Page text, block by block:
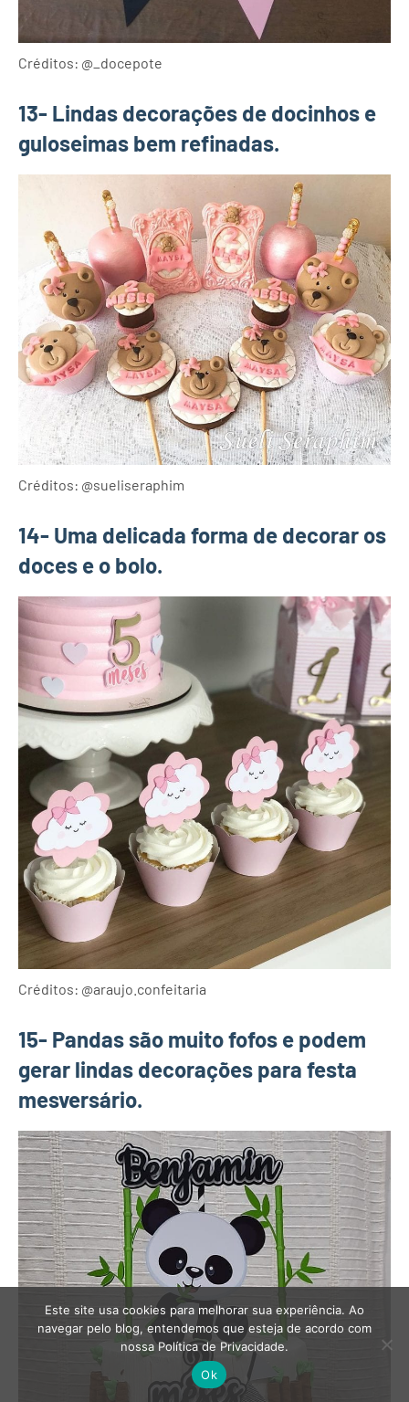
Créditos: @_docepote
13- Lindas decorações de docinhos e
guloseimas bem refinadas.
Créditos: @sueliseraphim
14- Uma delicada forma de decorar os
doces e o bolo.
Créditos: @araujo.confeitaria
15- Pandas são muito fofos e podem
gerar lindas decorações para festa
mesversário.
Este site usa cookies para melhorar sua experiência. Ao
navegar pelo blog, entendemos que esteja de acordo com
nossa Política de Privacidade.
Ok